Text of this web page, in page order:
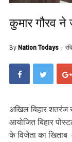
कुमार गौरव ने
By Nation Todays
अखिल बिहार शतरंज
आयोजित बिहार
के विजेता का खिताब